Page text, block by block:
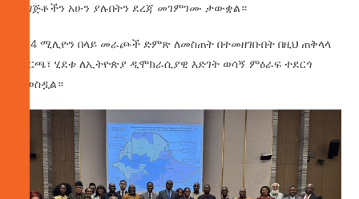
ዝግጅቶችን አሁን ያሉበትን ደረጃ መገምገሙ ታውቋል።
ከ54 ሚሊዮን በላይ መራጮች ድምጽ ለመስጠት በተመዘገቡበት በዚህ ጠቅላላ
ምርጫ፣ ሂደቱ ለኢትዮጵያ ዲሞክራሲያዊ እድገት ወሳኝ ምዕራፍ ተደርጎ
ተወስዷል።